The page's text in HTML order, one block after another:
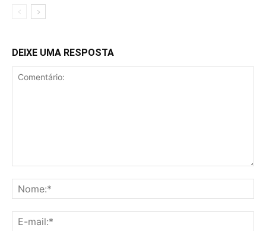
DEIXE UMA RESPOSTA